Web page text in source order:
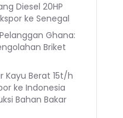
Diesel 20HP
ke Senegal
Ghana:
Briket
Kayu Berat 15t/h
ke Indonesia
Bahan Bakar